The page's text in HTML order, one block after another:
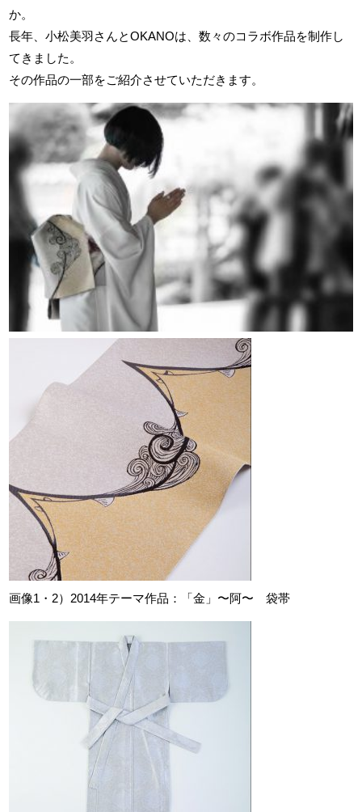
か。
長年、小松美羽さんとOKANOは、数々のコラボ作品を制作し
てきました。
その作品の一部をご紹介させていただきます。
画像1・2）2014年テーマ作品：「金」〜阿〜 袋帯